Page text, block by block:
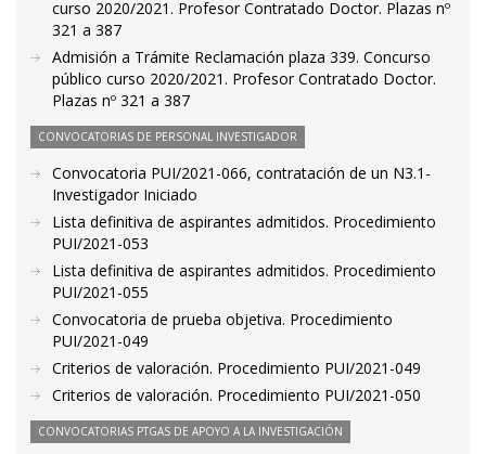
curso 2020/2021. Profesor Contratado Doctor. Plazas nº
321 a 387
Admisión a Trámite Reclamación plaza 339. Concurso
público curso 2020/2021. Profesor Contratado Doctor.
Plazas nº 321 a 387
CONVOCATORIAS DE PERSONAL INVESTIGADOR
Convocatoria PUI/2021-066, contratación de un N3.1-
Investigador Iniciado
Lista definitiva de aspirantes admitidos. Procedimiento
PUI/2021-053
Lista definitiva de aspirantes admitidos. Procedimiento
PUI/2021-055
Convocatoria de prueba objetiva. Procedimiento
PUI/2021-049
Criterios de valoración. Procedimiento PUI/2021-049
Criterios de valoración. Procedimiento PUI/2021-050
CONVOCATORIAS PTGAS DE APOYO A LA INVESTIGACIÓN